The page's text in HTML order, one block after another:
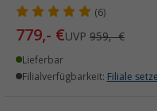
(6)
779,- €UVP 959,- €
Lieferbar
Filialverfügbarkeit: Filiale